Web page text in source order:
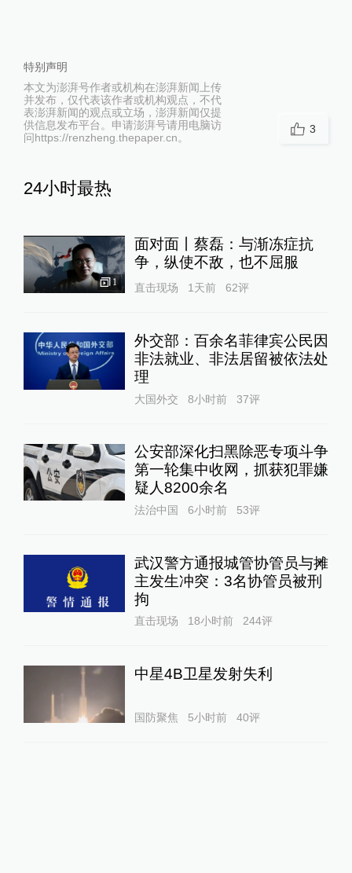
特别声明
本文为澎湃号作者或机构在澎湃新闻上传
并发布，仅代表该作者或机构观点，不代
表澎湃新闻的观点或立场，澎湃新闻仅提
供信息发布平台。申请澎湃号请用电脑访
问https://renzheng.thepaper.cn。
3
24小时最热
1
面对面丨蔡磊：与渐冻症抗
争，纵使不敌，也不屈服
直击现场 1天前 62评
外交部：百余名菲律宾公民因
非法就业、非法居留被依法处
理
大国外交 8小时前 37评
公安部深化扫黑除恶专项斗争
第一轮集中收网，抓获犯罪嫌
疑人8200余名
法治中国 6小时前 53评
武汉警方通报城管协管员与摊
主发生冲突：3名协管员被刑
拘
直击现场 18小时前 244评
中星4B卫星发射失利
国防聚焦 5小时前 40评